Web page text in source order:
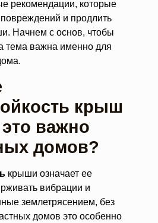
рекомендации, которые
и продлить
Начнем с основ, чтобы
тема важна именно для
крыш
важно
домов?
крыши означает ее
вибрации и
землетрясением, без
домов это особенно